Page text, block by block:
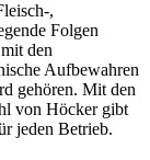
,
Folgen
den
Aufbewahren
gehören. Mit den
von Höcker gibt
jeden Betrieb.